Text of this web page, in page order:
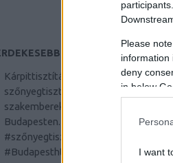
Please
information
deny
in below
I want
TWITTER OLDALAK
Kárpittisztítás és
szőnyegtisztítás profi
szakemberek segítségével
Budapesten.
#szőnyegtisztítás
#Budapesthttps://t.co/JtlsNBM